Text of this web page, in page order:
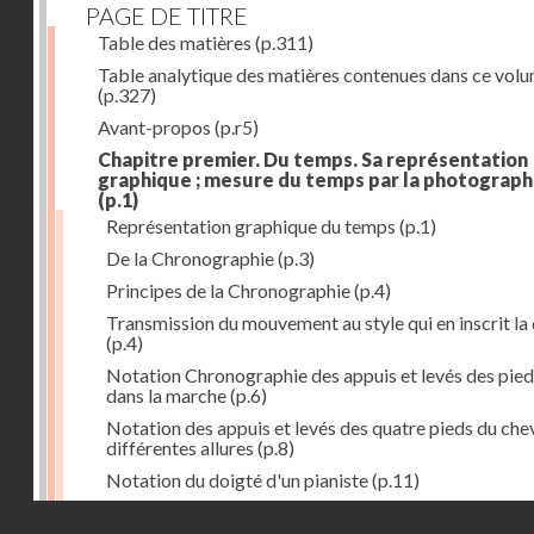
PAGE DE TITRE
Table des matières (p.311)
Table analytique des matières contenues dans ce
(p.327)
Avant-propos (p.r5)
Chapitre premier. Du temps. Sa représentation
graphique ; mesure du temps par la
(p.1)
Représentation graphique du temps (p.1)
De la Chronographie(p.3)
Principes de la Chronographie(p.4)
Transmission du mouvement au style qui en inscrit la
(p.4)
Notation Chronographie des appuis et levés des
dans la marche(p.6)
Notation des appuis et levés des quatre pieds du
différentes allures (p.8)
Notation du doigté d'un pianiste(p.11)